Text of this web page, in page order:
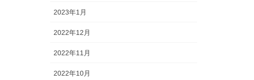
2023年1月
2022年12月
2022年11月
2022年10月